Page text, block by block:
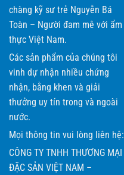
chàng kỹ sư trẻ Nguyễn Bá
Toàn – Người đam mê với ẩm
thực Việt Nam.
Các sản phẩm của chúng tôi
vinh dự nhận nhiều chứng
nhận, bằng khen và giải
thưởng uy tín trong và ngoài
nước.
Mọi thông tin vui lòng liên hệ:
CÔNG TY TNHH THƯƠNG MẠI
ĐẶC SẢN VIỆT NAM –